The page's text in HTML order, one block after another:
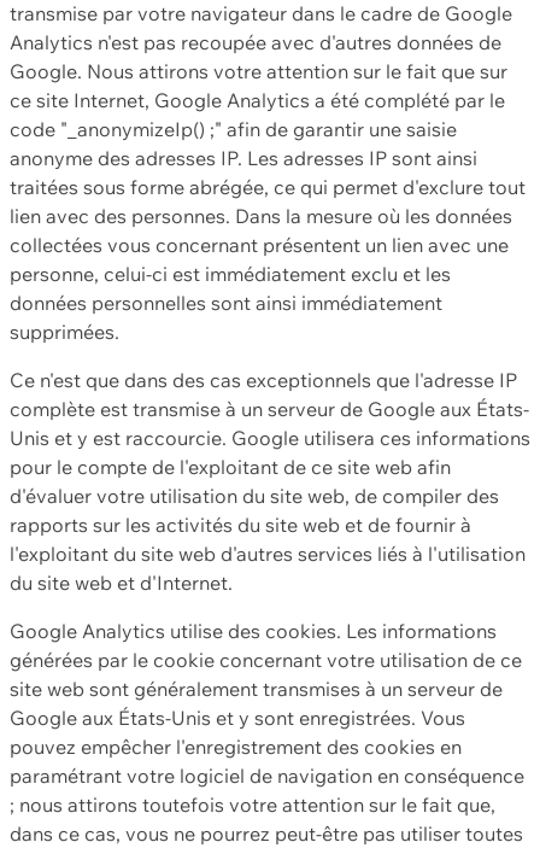
transmise par votre navigateur dans le cadre de Google
Analytics n'est pas recoupée avec d'autres données de
Google. Nous attirons votre attention sur le fait que sur
ce site Internet, Google Analytics a été complété par le
code "_anonymizeIp() ;" afin de garantir une saisie
anonyme des adresses IP. Les adresses IP sont ainsi
traitées sous forme abrégée, ce qui permet d'exclure tout
lien avec des personnes. Dans la mesure où les données
collectées vous concernant présentent un lien avec une
personne, celui-ci est immédiatement exclu et les
données personnelles sont ainsi immédiatement
supprimées.
Ce n'est que dans des cas exceptionnels que l'adresse IP
complète est transmise à un serveur de Google aux États-
Unis et y est raccourcie. Google utilisera ces informations
pour le compte de l'exploitant de ce site web afin
d'évaluer votre utilisation du site web, de compiler des
rapports sur les activités du site web et de fournir à
l'exploitant du site web d'autres services liés à l'utilisation
du site web et d'Internet.
Google Analytics utilise des cookies. Les informations
générées par le cookie concernant votre utilisation de ce
site web sont généralement transmises à un serveur de
Google aux États-Unis et y sont enregistrées. Vous
pouvez empêcher l'enregistrement des cookies en
paramétrant votre logiciel de navigation en conséquence
; nous attirons toutefois votre attention sur le fait que,
dans ce cas, vous ne pourrez peut-être pas utiliser toutes